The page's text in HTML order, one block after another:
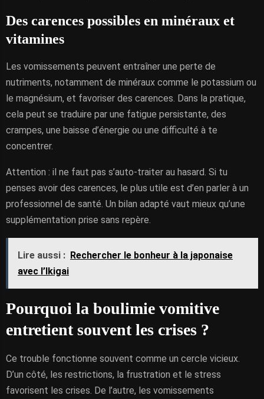
Des carences possibles en minéraux et
vitamines
Les vomissements peuvent entraîner une perte de
nutriments, notamment de minéraux comme le potassium ou
le magnésium, et favoriser des carences. Dans la pratique,
cela peut se traduire par une fatigue persistante, des
crampes, une baisse d’énergie ou une difficulté à te
concentrer.
Attention : il ne faut pas s’auto-traiter au hasard. Si tu
penses avoir des carences, le plus utile est d’en parler à un
professionnel de santé. Un bilan adapté vaut mieux qu’une
supplémentation prise sans repère.
Lire aussi : Rechercher le bonheur à la japonaise
avec l’Ikigai
Pourquoi la boulimie vomitive
entretient souvent les crises ?
Ce trouble fonctionne souvent comme un cercle vicieux.
D’un côté, les restrictions, la frustration et le stress
favorisent les crises. De l’autre, les vomissements